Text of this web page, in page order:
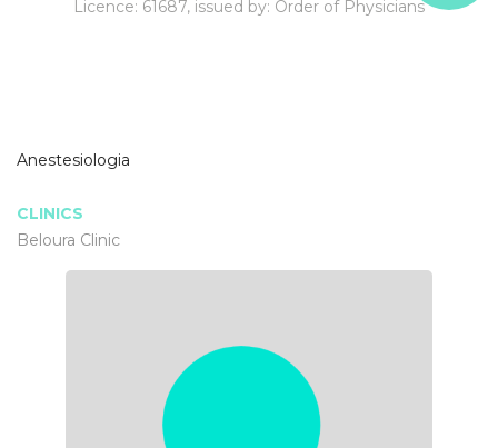
Licence: 61687, issued by: Order of Physicians
Anestesiologia
CLINICS
Beloura Clinic